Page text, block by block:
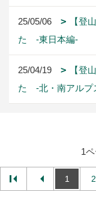
25/05/06
【登
た -東日本編-
25/04/19
【登
た -北・南アルプ
1
1 2